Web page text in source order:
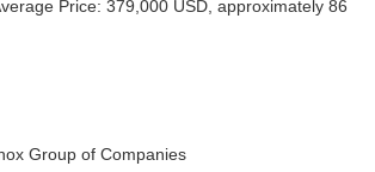
Price: 379,000 USD, approximately 86
Group of Companies